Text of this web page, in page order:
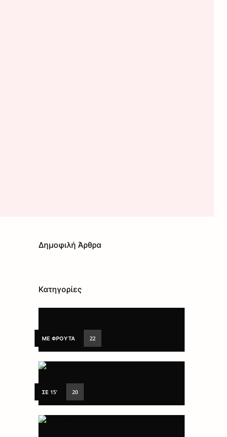
Δημοφιλή Άρθρα
Κατηγορίες
ΜΕ ΦΡΟΎΤΑ 22
ΣΕ 15' 20